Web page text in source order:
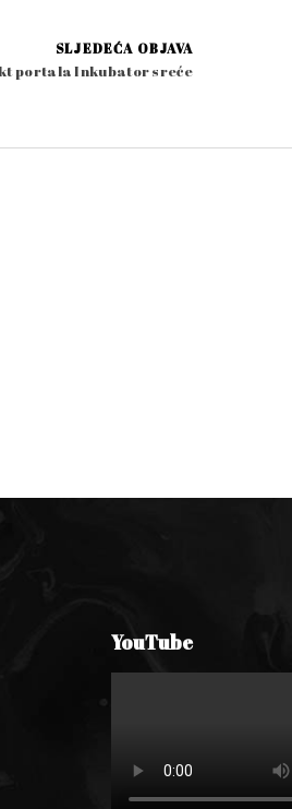
SLJEDEĆA OBJAVA
portala Inkubator sreće
YouTube